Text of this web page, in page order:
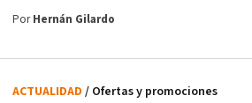
PorHernán Gilardo
ACTUALIDAD / Ofertas y promociones